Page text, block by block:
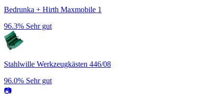
Bedrunka + Hirth Maxmobile 1
96.3% Sehr gut
Stahlwille Werkzeugkästen 446/08
96.0% Sehr gut
📷